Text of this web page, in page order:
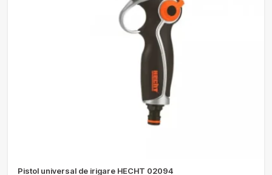
Pistol universal de irigare HECHT 02094